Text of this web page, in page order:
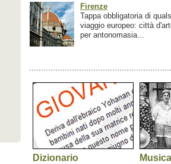
Firenze
Tappa obbligatoria di
viaggio europeo: città
per antonomasia...
Dizionario
Musica